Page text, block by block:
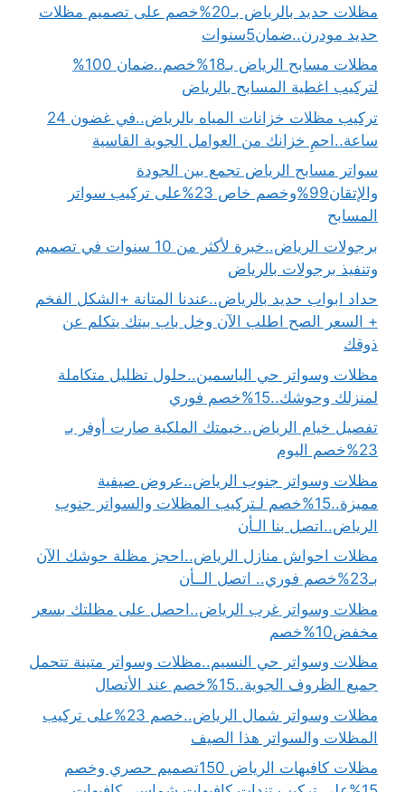
مظلات حديد بالرياض بـ20%خصم على تصميم مظلات
حديد مودرن..ضمان5سنوات
مظلات مسابح الرياض بـ18%خصم..ضمان 100%
لتركيب اغطية المسابح بالرياض
تركيب مظلات خزانات المياه بالرياض..في غضون 24
ساعة..احمِ خزانك من العوامل الجوية القاسية
سواتر مسابح الرياض تجمع بين الجودة
والإتقان99%وخصم خاص 23%على تركيب سواتر
المسابح
برجولات الرياض..خبرة لأكثر من 10 سنوات في تصميم
وتنفيذ برجولات بالرياض
حداد ابواب حديد بالرياض..عندنا المتانة +الشكل الفخم
+ السعر الصح اطلب الآن وخل باب بيتك يتكلم عن
ذوقك
مظلات وسواتر حي الياسمين..حلول تظليل متكاملة
لمنزلك وحوشك..15%خصم فوري
تفصيل خيام الرياض..خيمتك الملكية صارت أوفر بـ
23%خصم اليوم
مظلات وسواتر جنوب الرياض..عروض صيفية
مميزة..15%خصم لـتركيب المظلات والسواتر جنوب
الرياض..اتصل بنا الـأن
مظلات احواش منازل الرياض..احجز مظلة حوشك الآن
بـ23%خصم فوري.. اتصل الــأن
مظلات وسواتر غرب الرياض..احصل على مظلتك بسعر
مخفض10%خصم
مظلات وسواتر حي النسيم..مظلات وسواتر متينة تتحمل
جميع الظروف الجوية..15%خصم عند الأتصال
مظلات وسواتر شمال الرياض..خصم 23%على تركيب
المظلات والسواتر هذا الصيف
مظلات كافيهات الرياض 150تصميم حصري وخصم